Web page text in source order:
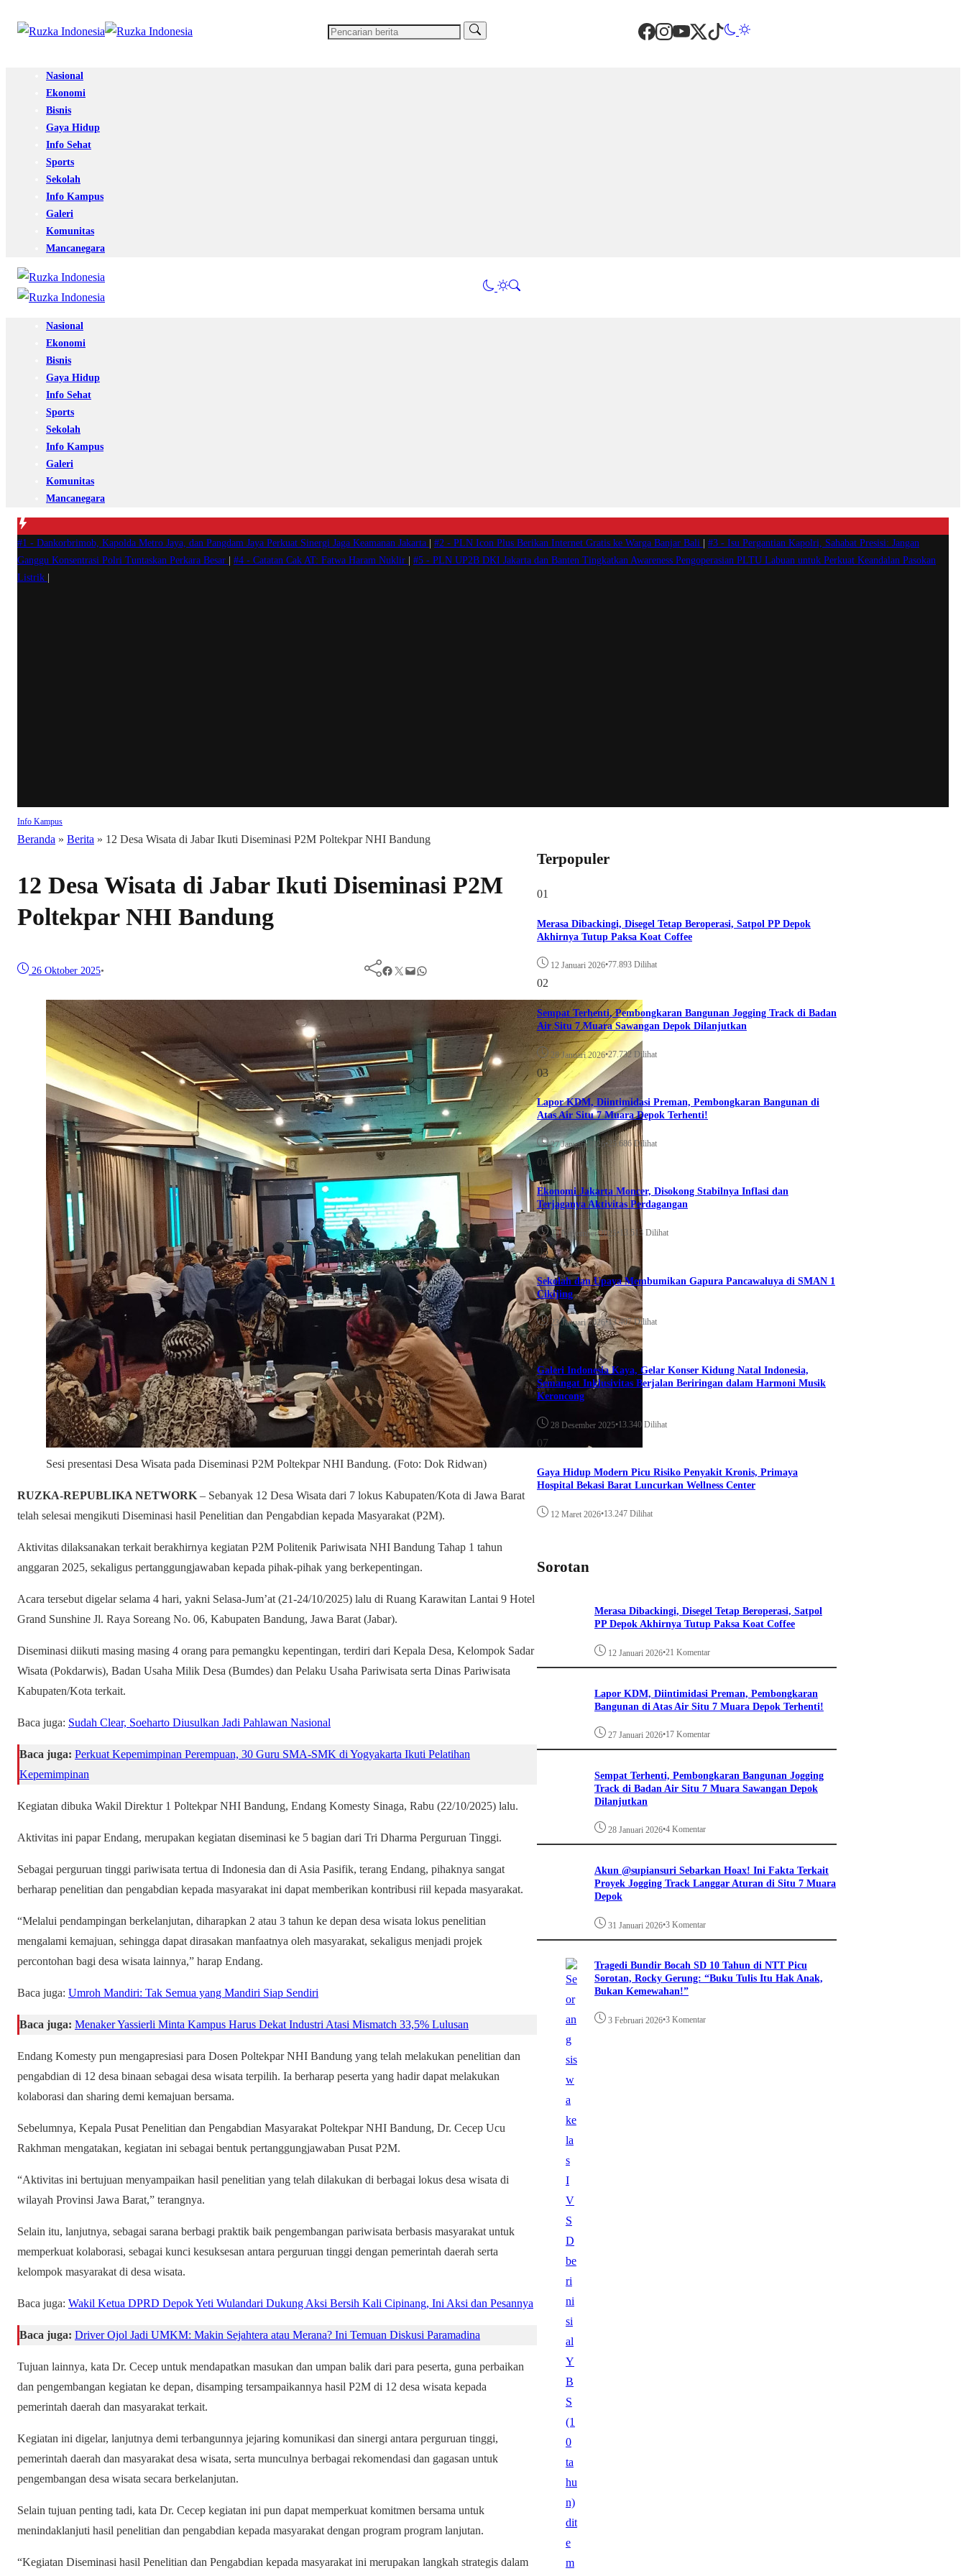
Nasional
Ekonomi
Bisnis
Gaya Hidup
Info Sehat
Sports
Sekolah
Info Kampus
Galeri
Komunitas
Mancanegara
Nasional
Ekonomi
Bisnis
Gaya Hidup
Info Sehat
Sports
Sekolah
Info Kampus
Galeri
Komunitas
Mancanegara
#1 - Dankorbrimob, Kapolda Metro Jaya, dan Pangdam Jaya Perkuat Sinergi Jaga Keamanan Jakarta #2 - PLN Icon Plus Berikan Internet Gratis ke Warga Banjar Bali #3 - Isu Pergantian Kapolri, Sahabat Presisi: Jangan
Ganggu Konsentrasi Polri Tuntaskan Perkara Besar
#4 - Catatan Cak AT: Fatwa Haram Nuklir #5 - PLN UP2B DKI Jakarta dan Banten Tingkatkan Awareness Pengoperasian PLTU Labuan untuk Perkuat Keandalan Pasokan
Listrik
Info Kampus
Beranda » Berita » 12 Desa Wisata di Jabar Ikuti Diseminasi P2M Poltekpar NHI Bandung
12 Desa Wisata di Jabar Ikuti Diseminasi P2M
Poltekpar NHI Bandung
26 Oktober 2025• Facebook Twitter Mail WhatsApp
Sesi presentasi Desa Wisata pada Diseminasi P2M Poltekpar NHI Bandung. (Foto: Dok Ridwan)
RUZKA-REPUBLIKA NETWORK – Sebanyak 12 Desa Wisata dari 7 lokus Kabupaten/Kota di Jawa Barat
telah selesai mengikuti Diseminasi hasil Penelitian dan Pengabdian kepada Masyarakat (P2M).
Aktivitas dilaksanakan terkait berakhirnya kegiatan P2M Politenik Pariwisata NHI Bandung Tahap 1 tahun
anggaran 2025, sekaligus pertanggungjawaban kepada pihak-pihak yang berkepentingan.
Acara tersebut digelar selama 4 hari, yakni Selasa-Jum’at (21-24/10/2025) lalu di Ruang Karawitan Lantai 9 Hotel
Grand Sunshine Jl. Raya Soreang No. 06, Kabupaten Bandung, Jawa Barat (Jabar).
Diseminasi diikuti masing masing 4 orang para pemangku kepentingan, terdiri dari Kepala Desa, Kelompok Sadar
Wisata (Pokdarwis), Badan Usaha Milik Desa (Bumdes) dan Pelaku Usaha Pariwisata serta Dinas Pariwisata
Kabupaten/Kota terkait.
Baca juga: Sudah Clear, Soeharto Diusulkan Jadi Pahlawan Nasional
Baca juga: Perkuat Kepemimpinan Perempuan, 30 Guru SMA-SMK di Yogyakarta Ikuti Pelatihan
Kepemimpinan
Kegiatan dibuka Wakil Direktur 1 Poltekpar NHI Bandung, Endang Komesty Sinaga, Rabu (22/10/2025) lalu.
Aktivitas ini papar Endang, merupakan kegiatan diseminasi ke 5 bagian dari Tri Dharma Perguruan Tinggi.
Sebagai perguruan tinggi pariwisata tertua di Indonesia dan di Asia Pasifik, terang Endang, pihaknya sangat
berharap penelitian dan pengabdian kepada masyarakat ini dapat memberikan kontribusi riil kepada masyarakat.
“Melalui pendampingan berkelanjutan, diharapkan 2 atau 3 tahun ke depan desa wisata lokus penelitian
mengalami kemajuan, sehingga dapat dirasakan manfaatnya oleh masyarakat, sekaligus menjadi projek
percontohan bagi desa wisata lainnya,” harap Endang.
Baca juga: Umroh Mandiri: Tak Semua yang Mandiri Siap Sendiri
Baca juga: Menaker Yassierli Minta Kampus Harus Dekat Industri Atasi Mismatch 33,5% Lulusan
Endang Komesty pun mengapresiasi para Dosen Poltekpar NHI Bandung yang telah melakukan penelitian dan
pengabdian di 12 desa binaan sebagai desa wisata terpilih. Ia berharap peserta yang hadir dapat melakukan
kolaborasi dan sharing demi kemajuan bersama.
Sebelumnya, Kepala Pusat Penelitian dan Pengabdian Masyarakat Poltekpar NHI Bandung, Dr. Cecep Ucu
Rakhman mengatakan, kegiatan ini sebagai bentuk pertanggungjawaban Pusat P2M.
“Aktivitas ini bertujuan menyampaikan hasil penelitian yang telah dilakukan di berbagai lokus desa wisata di
wilayah Provinsi Jawa Barat,” terangnya.
Selain itu, lanjutnya, sebagai sarana berbagi praktik baik pengembangan pariwisata berbasis masyarakat untuk
memperkuat kolaborasi, sebagai kunci kesuksesan antara perguruan tinggi dengan pemerintah daerah serta
kelompok masyarakat di desa wisata.
Baca juga: Wakil Ketua DPRD Depok Yeti Wulandari Dukung Aksi Bersih Kali Cipinang, Ini Aksi dan Pesannya
Baca juga: Driver Ojol Jadi UMKM: Makin Sejahtera atau Merana? Ini Temuan Diskusi Paramadina
Tujuan lainnya, kata Dr. Cecep untuk mendapatkan masukan dan umpan balik dari para peserta, guna perbaikan
dan pengembangan kegiatan ke depan, disamping tersampaikannya hasil P2M di 12 desa wisata kepada
pemerintah daerah dan masyarakat terkait.
Kegiatan ini digelar, lanjutnya demi terbangunnya jejaring komunikasi dan sinergi antara perguruan tinggi,
pemerintah daerah dan masyarakat desa wisata, serta munculnya berbagai rekomendasi dan gagasan untuk
pengembangan desa wisata secara berkelanjutan.
Selain tujuan penting tadi, kata Dr. Cecep kegiatan ini pun dapat memperkuat komitmen bersama untuk
menindaklanjuti hasil penelitian dan pengabdian kepada masyarakat dengan program program lanjutan.
“Kegiatan Diseminasi hasil Penelitian dan Pengabdian kepada masyarakat ini merupakan langkah strategis dalam
Terpopuler
01
Merasa Dibackingi, Disegel Tetap Beroperasi, Satpol PP Depok
Akhirnya Tutup Paksa Koat Coffee
12 Januari 2026•77.893 Dilihat
02
Sempat Terhenti, Pembongkaran Bangunan Jogging Track di Badan
Air Situ 7 Muara Sawangan Depok Dilanjutkan
28 Januari 2026•27.732 Dilihat
03
Lapor KDM, Diintimidasi Preman, Pembongkaran Bangunan di
Atas Air Situ 7 Muara Depok Terhenti!
27 Januari 2026•25.686 Dilihat
04
Ekonomi Jakarta Moncer, Disokong Stabilnya Inflasi dan
Terjaganya Aktivitas Perdagangan
23 November 2025•13.513 Dilihat
05
Sekolah dan Upaya Membumikan Gapura Pancawaluya di SMAN 1
Cikijing
23 Januari 2026•13.407 Dilihat
06
Galeri Indonesia Kaya, Gelar Konser Kidung Natal Indonesia,
Semangat Inklusivitas Berjalan Beriringan dalam Harmoni Musik
Keroncong
28 Desember 2025•13.340 Dilihat
07
Gaya Hidup Modern Picu Risiko Penyakit Kronis, Primaya
Hospital Bekasi Barat Luncurkan Wellness Center
12 Maret 2026•13.247 Dilihat
Sorotan
Merasa Dibackingi, Disegel Tetap Beroperasi, Satpol
PP Depok Akhirnya Tutup Paksa Koat Coffee
12 Januari 2026•21 Komentar
Lapor KDM, Diintimidasi Preman, Pembongkaran
Bangunan di Atas Air Situ 7 Muara Depok Terhenti!
27 Januari 2026•17 Komentar
Sempat Terhenti, Pembongkaran Bangunan Jogging
Track di Badan Air Situ 7 Muara Sawangan Depok
Dilanjutkan
28 Januari 2026•4 Komentar
Akun @supiansuri Sebarkan Hoax! Ini Fakta Terkait
Proyek Jogging Track Langgar Aturan di Situ 7 Muara
Depok
31 Januari 2026•3 Komentar
Tragedi Bundir Bocah SD 10 Tahun di NTT Picu
Sorotan, Rocky Gerung: “Buku Tulis Itu Hak Anak,
Bukan Kemewahan!”
3 Februari 2026•3 Komentar